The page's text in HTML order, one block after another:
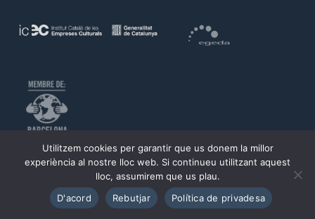
©PROA 2026.
Política de privadesa Avís legal
Utilitzem cookies per garantir que us donem la millor
experiència al nostre lloc web. Si continueu utilitzant aquest
lloc, assumirem que us plau.
D'acord
Rebutjar Política de privadesa